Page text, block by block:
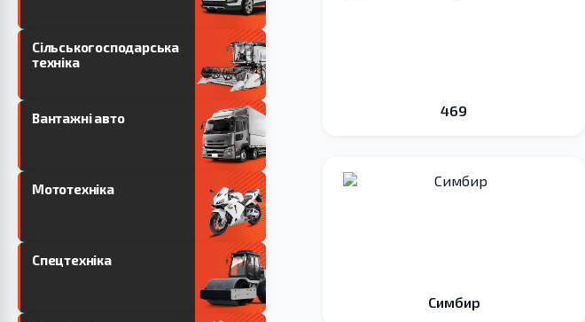
Сільськогосподарська
техніка
Вантажні авто
Мототехніка
Спецтехніка
469
Симбир